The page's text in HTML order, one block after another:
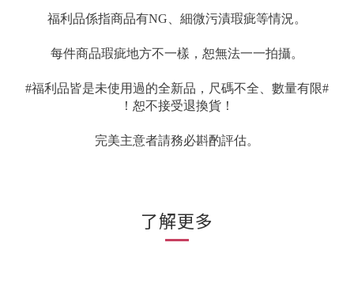
福利品係指商品有NG、細微污漬瑕疵等情況。
每件商品瑕疵地方不一樣，恕無法一一拍攝。
#福利品皆是未使用過的全新品，尺碼不全、數量有限#
！恕不接受退換貨！
完美主意者請務必斟酌評估。
了解更多